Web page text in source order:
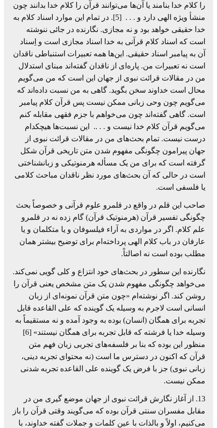
را کلام خدا بنامند یا آن‌ها می‌توانند قرآن را کلام خدا بدانند چون
منشأ ویژه الهی دارد و . . . [5]. در تمام این موارد اسناد کلام به
خدا حقیقی خواهد بود و نه مجازی. نگارنده در جائی ننوشته
است که اسناد کلام قرآنی به خدا اسناد مجازی است و اِسناد
آن به پیامبر اسناد حقیقی. این‌ها همه تعبیرات استنباطی ناقدان
است نه تعبیرات من. پاره‌ای از ناقدان گفته‌اند مبنای استدلال
من در مقالات قرائت نبوی از جهان این است که من می‌گویم
محال است خداوند سخن بگوید. گاهی به من نسبت داده‌اند که
می‌گویم چون وحی زبانی ممکن نیست پس قرآن کلام پیامبر
است. گاهی گفته‌اند چون می‌خواهم با جزم فقهی مقابله کنم
می‌گویم قرآن کلام خدا نیست و . . .. این نسبت‌ها هیچکدام
درست نیست. تمام بحث‌های من در مقالات قرائت نبوی از
جهان پیرامون چگونگی مفهوم شدن متن تاریخی قرآن شکل
گرفته است که برای من یک مسأله هرمنوتیکی و زبانشناختی
است در حالی که آن بحث‌های مورد نظر ناقدان مباحث کلامی
یا فلسفی است.
صاحب این قلم در واقع در قلمرو علوم قرآنی و خصوصاً بحث
چگونگی تفسیر قرآن (هرمنوتیک قرآن) گام زده نه در قلمرو
علم کلام. اگر در مواردی به آراء فیلسوفان و یا متکلمان و یا
عارفان در باب کلام الهی پرداخته‌ام برای توضیح بیشتر همان
مطلب بوده است نه اصالتاً.
نگارنده این سطور در بحث‌های خود انتزاع و کلی گویی نمی‌کند.
می‌خواهد چگونگی مفهوم شدن یک متن مشخص یعنی قرآن را
روشن کند. اگر نوشته‌ام «چون متن قرآن نمونه‌ای از زبان
انسانی است لاجرم به وسیله یک گوینده که علی القاعده قابل
تجربه برای همگان (انسان) بوده به وجود آمده و نه مستقیماً به
وسیله خدا یا فرشته که قابل تجربه برای همگان نیستند» [6]
منظور این بوده که بنا بر فلسفه‌های تجربی زبان فهم متن
قرآن که اکنون در دسترس ما است (نه محتوای تجربه دینی،
زبانی نبوی) جز با فرض یک گوینده علی القاعده تجربه شدنی
ممکن نیست.
13. از آغاز نگارش قرائت نبوی از جهان موضع گیری من در
مقابل مفسران سنتی قرآن بوده كه می‌گویند وقتی قرآن را باز
می‌کنیم، اولاً و بالذات با عین کلمات و جملات گفته خداوند، با